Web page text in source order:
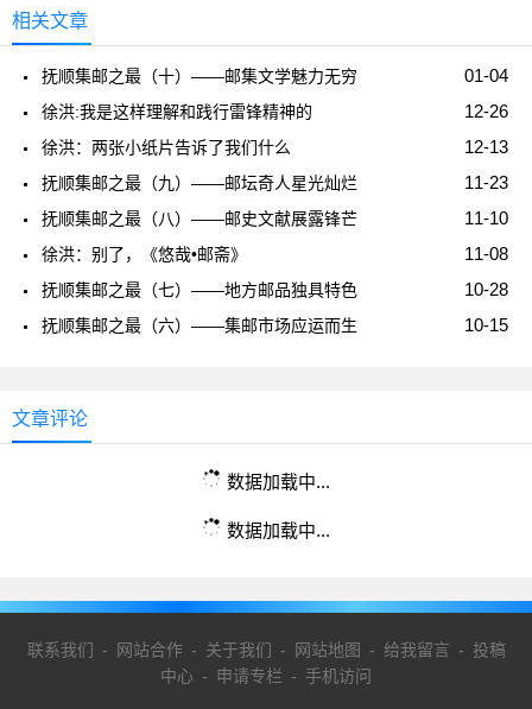
相关文章
01-04
抚顺集邮之最（十）——邮集文学魅力无穷
12-26
徐洪:我是这样理解和践行雷锋精神的
12-13
徐洪：两张小纸片告诉了我们什么
11-23
抚顺集邮之最（九）——邮坛奇人星光灿烂
11-10
抚顺集邮之最（八）——邮史文献展露锋芒
11-08
徐洪：别了，《悠哉•邮斋》
10-28
抚顺集邮之最（七）——地方邮品独具特色
10-15
抚顺集邮之最（六）——集邮市场应运而生
文章评论
数据加载中...
数据加载中...
联系我们 - 网站合作- 关于我们 - 网站地图 - 给我留言 - 投稿
中心 - 申请专栏 - 手机访问